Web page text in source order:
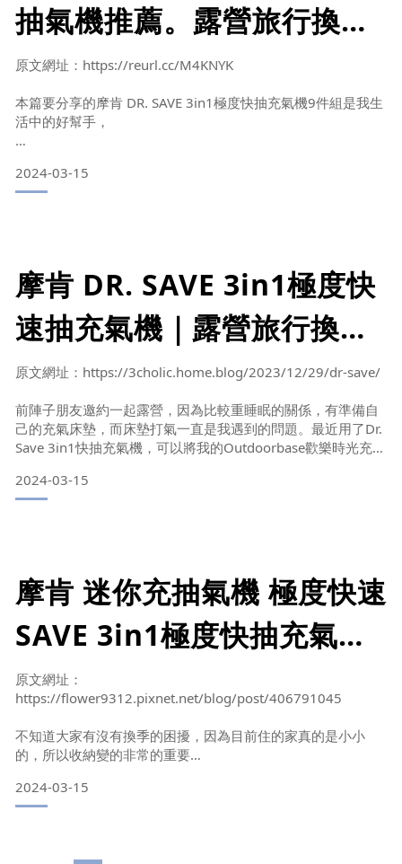
這2年辦了幾場場活動，每次都需要大包小包的出門，光是2天
1夜的漢服跟配飾，就需要用到29吋的行李箱來裝，搭火車超
麻煩的
以前也買過真空收納的袋子，需要搭配吸塵器，只能居家換季
使用，外出只能徒手壓，但光是收納1件大衣，我就壓到流汗，
抽氣機推薦。露營旅行換季
必備／極度快速 BY藍波波
Beautiful Life
原文網址：https://reurl.cc/M4KNYK
本篇要分享的摩肯 DR. SAVE 3in1極度快抽充氣機9件組是我生
活中的好幫手，
收納氣墊床、游泳圈，
除收納和充氣外，還可以作為緊急電源使用。
我需要使用抽充氣機嗎 / 抽充氣機的使用時機
▲利用抽充氣機+真空壓縮袋的收納術，可以讓空間變得更多。
2024-03-15
摩肯 DR. SAVE 3in1極度快
速抽充氣機｜露營旅行換季
必備的迷你充抽氣機 BY
3Cholic 科技情報
原文網址：https://3cholic.home.blog/2023/12/29/dr-save/
前陣子朋友邀約一起露營，因為比較重睡眠的關係，有準備自
己的充氣床墊，而床墊打氣一直是我遇到的問題。最近用了Dr.
Save 3in1快抽充氣機，可以將我的Outdoorbase歡樂時光充氣
抽真空等衣物收納、緊急行動電源功能，無論是露營、出國旅
遊都相當推薦帶著它！
▼Dr. S
2024-03-15
摩肯 迷你充抽氣機 極度快速
SAVE 3in1極度快抽充氣機9
件組 露營旅行換季必備 BY
茉莉小花妹
原文網址：
https://flower9312.pixnet.net/blog/post/406791045
不知道大家有沒有換季的困擾，因為目前住的家真的是小小
的，所以收納變的非常的重要
大考驗
今天要分享收納的好幫手，就是"摩肯"之"SAVE 3in1極度快抽
2024-03-15